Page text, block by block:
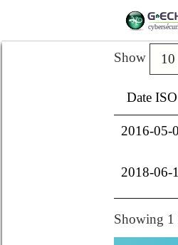
Show
Date ISO
2016-05-
2018-06-
Showing 1